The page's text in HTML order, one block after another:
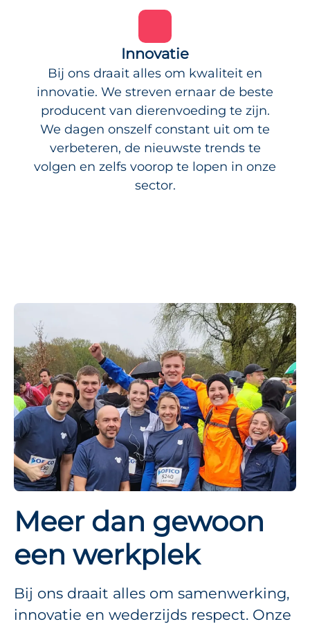
Innovatie
Bij ons draait alles om kwaliteit en
innovatie. We streven ernaar de beste
producent van dierenvoeding te zijn.
We dagen onszelf constant uit om te
verbeteren, de nieuwste trends te
volgen en zelfs voorop te lopen in onze
sector.
Meer dan gewoon
een werkplek
Bij ons draait alles om samenwerking,
innovatie en wederzijds respect. Onze